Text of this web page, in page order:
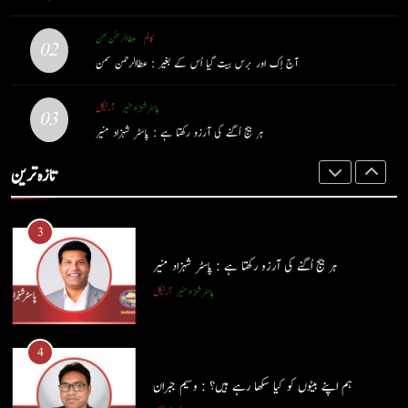
2
آج اِک اور برس بیت گیا اُس کے بغیر : عطاالرحمن سمن
ہر بیج اُگنے کی آرزو رکھتا ہے : پاسٹر شہزاد منیر
4
5
02 عطا الرحمٰن سمن کالم
آج اِک اور برس بیت گیا اُس کے بغیر : عطاالرحمن سمن
03 آرٹیکل پاسٹر شہزاد منیر
ہر بیج اُگنے کی آرزو رکھتا ہے : پاسٹر شہزاد منیر
تازہ ترین
2
آج اِک اور برس بیت گیا اُس کے بغیر : عطاالرحمن سمن
3
ہر بیج اُگنے کی آرزو رکھتا ہے : پاسٹر شہزاد منیر
آرٹیکل پاسٹر شہزاد منیر
4
ہم اپنے بیٹوں کو کیا سکھا رہے ہیں؟ : وسیم جبران